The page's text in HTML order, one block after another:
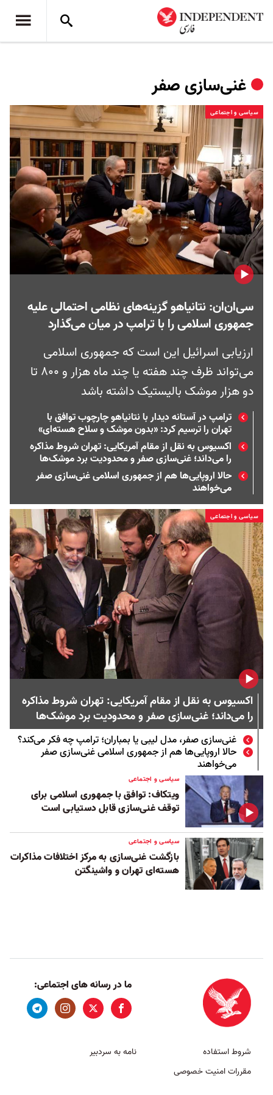
غنی‌سازی صفر
سیاسی و اجتماعی
سی‌ان‌ان: نتانیاهو گزینه‌های نظامی احتمالی علیه
جمهوری اسلامی را با ترامپ در میان می‌گذارد
ارزیابی اسرائیل این است که جمهوری اسلامی
می‌تواند ظرف چند هفته یا چند ماه هزار و ۸۰۰ تا
دو هزار موشک بالیستیک داشته باشد
ترامپ در آستانه دیدار با نتانیاهو چارچوب توافق با
تهران را ترسیم کرد: «بدون موشک و سلاح هسته‌ای»
اکسیوس به نقل از مقام آمریکایی: تهران شروط مذاکره
را می‌داند؛ غنی‌سازی صفر و محدودیت برد موشک‌ها
حالا اروپایی‌ها هم از جمهوری اسلامی غنی‌سازی صفر
می‌خواهند
سیاسی و اجتماعی
اکسیوس به نقل از مقام آمریکایی: تهران شروط مذاکره
را می‌داند؛ غنی‌سازی صفر و محدودیت برد موشک‌ها
غنی‌سازی صفر، مدل لیبی یا بمباران؛ ترامپ چه فکر می‌کند؟
حالا اروپایی‌ها هم از جمهوری اسلامی غنی‌سازی صفر
می‌خواهند
سیاسی و اجتماعی
ویتکاف: توافق با جمهوری اسلامی برای
توقف غنی‌سازی قابل دستیابی است
سیاسی و اجتماعی
بازگشت غنی‌سازی به مرکز اختلافات مذاکرات
هسته‌ای تهران و واشینگتن
ما در رسانه های اجتماعی:
شروط استفاده
مقررات امنیت خصوصی
نامه به سردبیر